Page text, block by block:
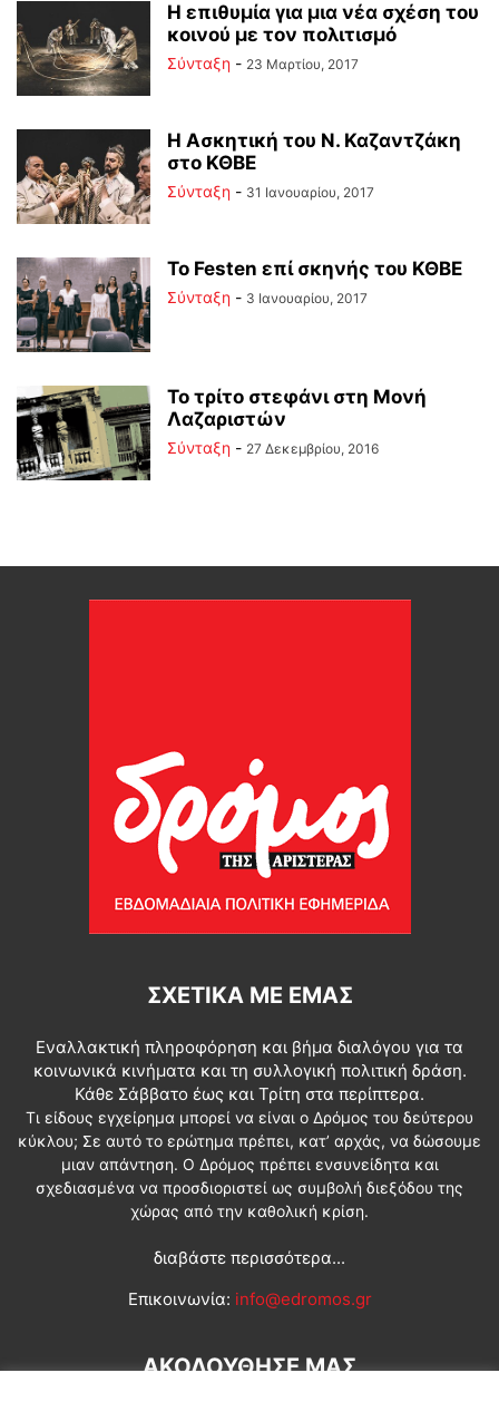
Η επιθυμία για μια νέα σχέση του
κοινού με τον πολιτισμό
Σύνταξη - 23 Μαρτίου, 2017
Η Ασκητική του Ν. Καζαντζάκη
στο ΚΘΒΕ
Σύνταξη - 31 Ιανουαρίου, 2017
To Festen επί σκηνής του ΚΘΒΕ
Σύνταξη - 3 Ιανουαρίου, 2017
Το τρίτο στεφάνι στη Μονή
Λαζαριστών
Σύνταξη - 27 Δεκεμβρίου, 2016
ΣΧΕΤΙΚΆ ΜΕ ΕΜΆΣ
Εναλλακτική πληροφόρηση και βήμα διαλόγου για τα
κοινωνικά κινήματα και τη συλλογική πολιτική δράση.
Κάθε Σάββατο έως και Τρίτη στα περίπτερα.
Τι είδους εγχείρημα μπορεί να είναι ο Δρόμος του δεύτερου
κύκλου; Σε αυτό το ερώτημα πρέπει, κατ’ αρχάς, να δώσουμε
μιαν απάντηση. Ο Δρόμος πρέπει ενσυνείδητα και
σχεδιασμένα να προσδιοριστεί ως συμβολή διεξόδου της
χώρας από την καθολική κρίση.
διαβάστε περισσότερα...
Επικοινωνία: info@edromos.gr
ΑΚΟΛΟΥΘΗΣΕ ΜΑΣ